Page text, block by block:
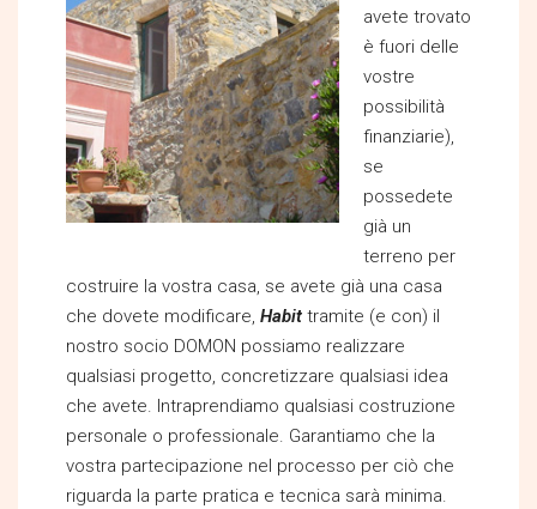
avete trovato
è fuori delle
vostre
possibilità
finanziarie),
se
possedete
già un
terreno per
costruire la vostra casa, se avete già una casa
che dovete modificare, Habit tramite (e con) il
nostro socio DOMON possiamo realizzare
qualsiasi progetto, concretizzare qualsiasi idea
che avete. Intraprendiamo qualsiasi costruzione
personale o professionale. Garantiamo che la
vostra partecipazione nel processo per ciò che
riguarda la parte pratica e tecnica sarà minima.